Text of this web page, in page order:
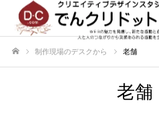
制作現場のデスクから 老舗
老舗